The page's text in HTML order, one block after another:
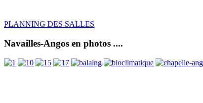
PLANNING DES SALLES
Navailles-Angos en photos ....